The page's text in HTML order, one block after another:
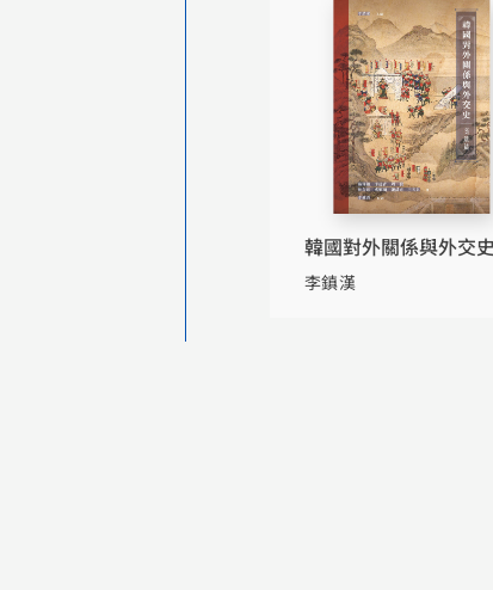
韓國對外關係與外交
（高麗篇）
李鎮漢